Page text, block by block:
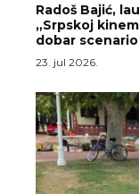
Radoš Bajić,
„Srpskoj
dobar
23. jul 2026.